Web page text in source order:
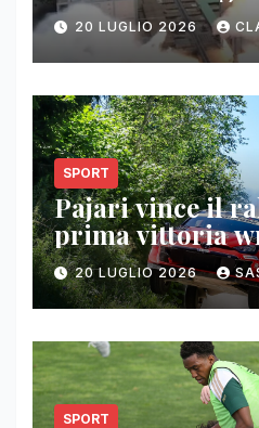
20 LUGLIO 2026
SPORT
Pajari vince il
prima vittoria
20 LUGLIO 2026
SPORT